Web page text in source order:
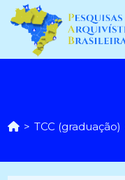
para
conteúdo
> TCC (graduação)